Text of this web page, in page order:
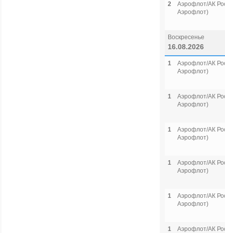
2
Аэрофлот/АК
Аэрофлот)
Воскресенье
16.08.2026
1
Аэрофлот/АК
Аэрофлот)
1
Аэрофлот/АК
Аэрофлот)
1
Аэрофлот/АК
Аэрофлот)
1
Аэрофлот/АК
Аэрофлот)
1
Аэрофлот/АК
Аэрофлот)
1
Аэрофлот/АК